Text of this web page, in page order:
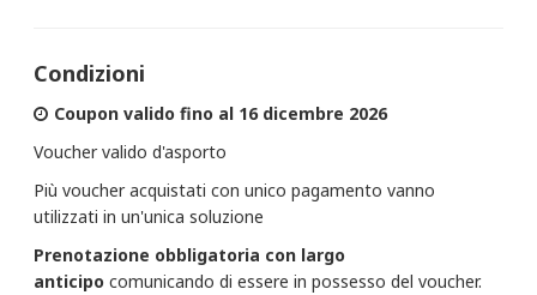
Condizioni
Coupon valido fino al 16 dicembre 2026
Voucher valido d'asporto
Più voucher acquistati con unico pagamento vanno
utilizzati in un'unica soluzione
Prenotazione obbligatoria con largo
anticipocomunicando di essere in possesso del voucher.